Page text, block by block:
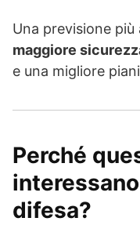
Una previsione
maggiore
e una migliore
Perché
difesa?